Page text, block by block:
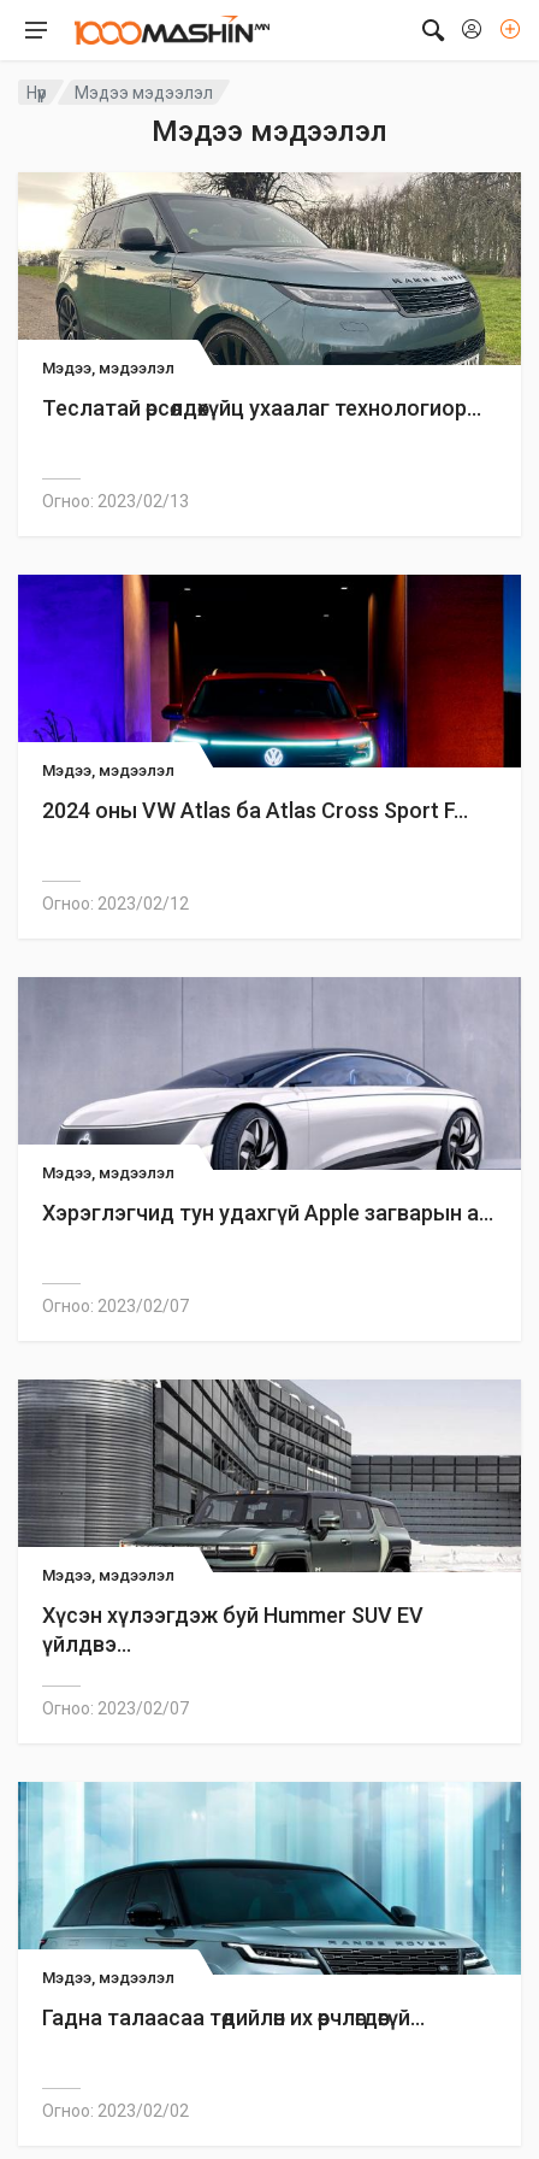
Нүүр Мэдээ мэдээлэл
Мэдээ мэдээлэл
Мэдээ, мэдээлэл
Теслатай өрсөлдөхүйц ухаалаг технологиор...
Огноо: 2023/02/13
Мэдээ, мэдээлэл
2024 оны VW Atlas ба Atlas Cross Sport F...
Огноо: 2023/02/12
Мэдээ, мэдээлэл
Хэрэглэгчид тун удахгүй Apple загварын а...
Огноо: 2023/02/07
Мэдээ, мэдээлэл
Хүсэн хүлээгдэж буй Hummer SUV EV
үйлдвэ...
Огноо: 2023/02/07
Мэдээ, мэдээлэл
Гадна талаасаа төдийлөн их өөрчлөгдөөгүй...
Огноо: 2023/02/02